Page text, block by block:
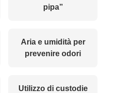
pipa”
Aria e umidità per
prevenire odori
Utilizzo di custodie